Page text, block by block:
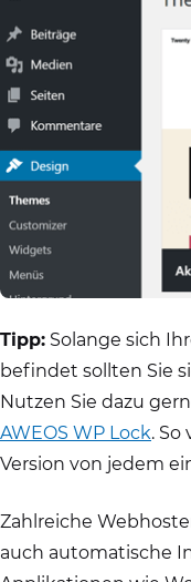
Tipp: Solange sich
befindet sollten Sie
Nutzen Sie dazu
AWEOS WP Lock. So
Version von jedem
Zahlreiche
auch automatische